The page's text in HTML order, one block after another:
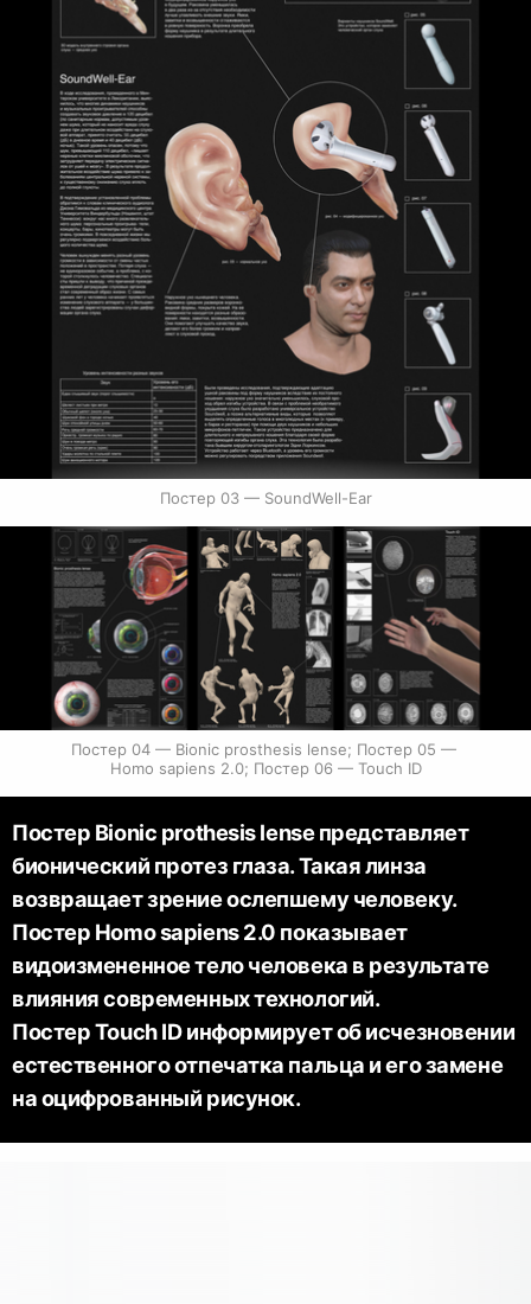
Постер 03 — SoundWell-Ear
Постер 04 — Bionic prosthesis lense; Постер 05 —
Homo sapiens 2.0; Постер 06 — Touch ID
Постер Bionic prothesis lense представляет
бионический протез глаза. Такая линза
возвращает зрение ослепшему человеку.
Постер Homo sapiens 2.0 показывает
видоизмененное тело человека в результате
влияния современных технологий.
Постер Touch ID информирует об исчезновении
естественного отпечатка пальца и его замене
на оцифрованный рисунок.